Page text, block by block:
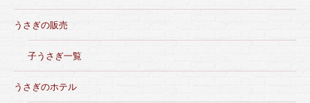
うさぎの販売
子うさぎ一覧
うさぎのホテル